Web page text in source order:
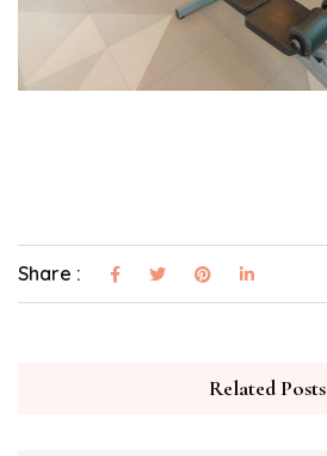
Share :
Related Posts